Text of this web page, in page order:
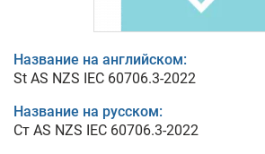
Название на английском:
St AS NZS IEC 60706.3-2022
Название на русском:
Ст AS NZS IEC 60706.3-2022